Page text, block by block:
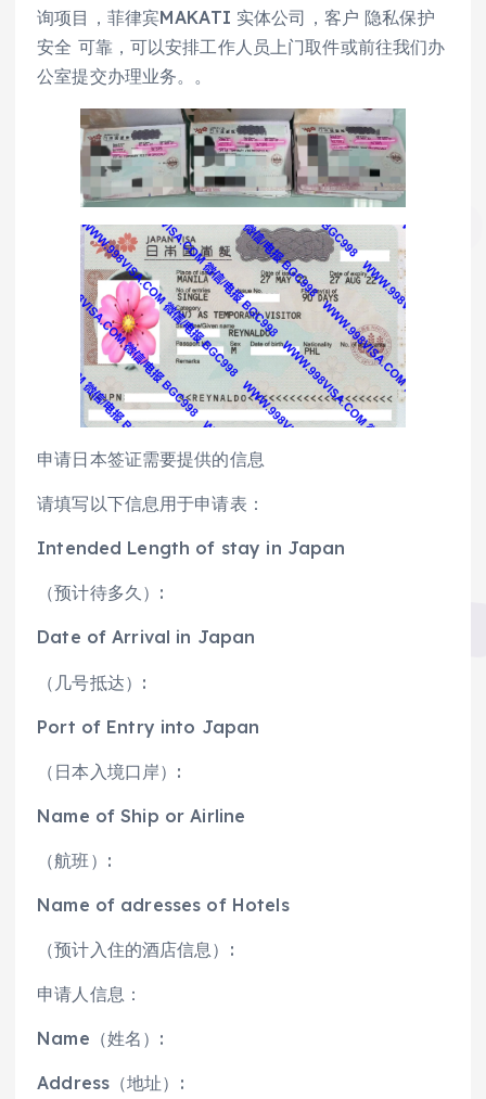
询项目，菲律宾MAKATI 实体公司，客户 隐私保护
安全 可靠，可以安排工作人员上门取件或前往我们办
公室提交办理业务。。
申请日本签证需要提供的信息
请填写以下信息用于申请表：
Intended Length of stay in Japan
（预计待多久）:
Date of Arrival in Japan
（几号抵达）:
Port of Entry into Japan
（日本入境口岸）:
Name of Ship or Airline
（航班）:
Name of adresses of Hotels
（预计入住的酒店信息）:
申请人信息：
Name（姓名）:
Address（地址）: